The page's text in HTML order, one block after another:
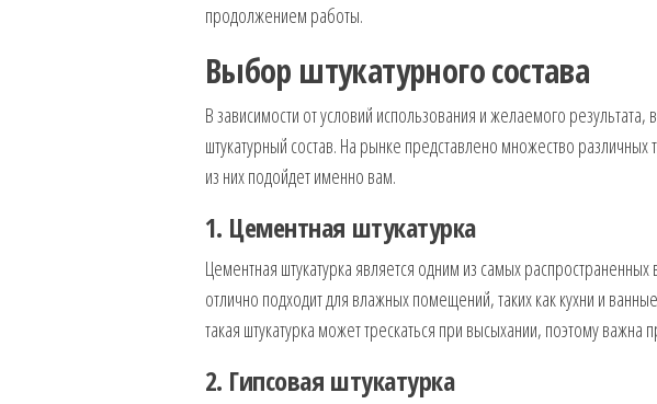
продолжением работы.
Выбор штукатурного состава
В зависимости от условий использования и желаемого
штукатурный состав. На рынке представлено множество различных
из них подойдет именно вам.
1. Цементная штукатурка
Цементная штукатурка является одним из самых
отлично подходит для влажных помещений, таких как кухни и
такая штукатурка может трескаться при высыхании, поэтому важна
2. Гипсовая штукатурка